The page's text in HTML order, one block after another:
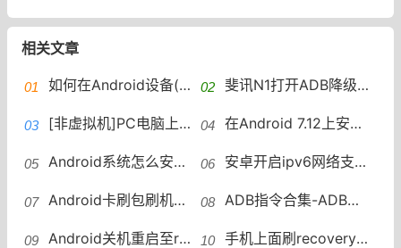
相关文章
如何在Android设备(arm cpu)上运行udp2raw 斐讯N1打开ADB降级后刷入支持FullCone Nat的Armbian系统并写入eMMC
[非虚拟机]PC电脑上安装Android系统非虚拟机,电脑怎么安装安卓系统？ 在Android 7.12上安装Entware(镜像模式)Android系统上使用Entware
Android系统怎么安装使用Entware？Android系统上使用Entware 安卓开启ipv6网络支持小米手机（miui）IPv6无法使用的问题
Android卡刷包刷机机型不匹配错误提示This package is for device: cancro this device is的解决方案 ADB指令合集-ADB指令如何执行刷Recovery，重启进Recovery，双Wipe和刷ROM手机刷机
Android关机重启至recovery安卓进入Recovery模式模式 手机上面刷recovery和刷机包的软件“Flash-ify”手机直接刷机Flash-ify软件